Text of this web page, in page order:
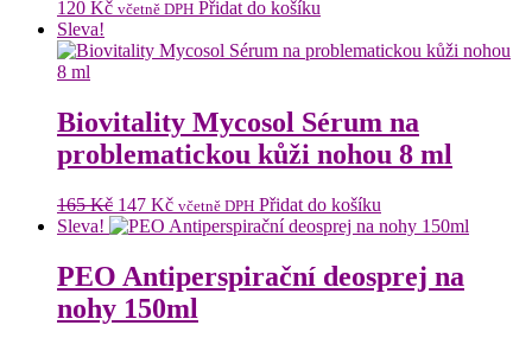
120 Kč včetně DPH Přidat do košíku
Sleva!
Biovitality Mycosol Sérum na
problematickou kůži nohou 8 ml
165Kč Původní
cena
165 Kč.
147 KčAktuální
cena
147 Kč.
včetně DPH Přidat do košíku
Sleva!
PEO Antiperspirační deosprej na
nohy 150ml